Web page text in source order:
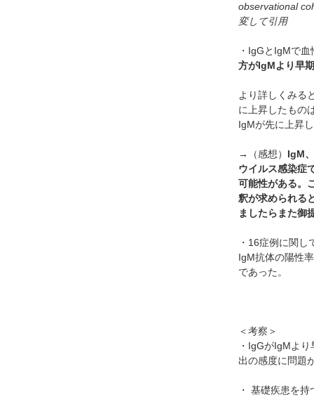
observational
変して引用
・IgGとIgMで
方がIgMより早
より詳しくみる
に上昇したもの
IgMが先に上昇
→（感想） IgM
ウイルス感染症
可能性がある。
釈が求められる
ましたらまた御
・16症例に関
IgM抗体の陽性
であった。
＜考察＞
・IgGがIgMよ
出の感度に問題
・ 基礎疾患を